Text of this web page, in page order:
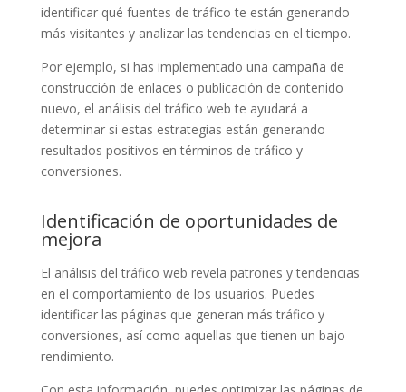
identificar qué fuentes de tráfico te están generando
más visitantes y analizar las tendencias en el tiempo.
Por ejemplo, si has implementado una campaña de
construcción de enlaces o publicación de contenido
nuevo, el análisis del tráfico web te ayudará a
determinar si estas estrategias están generando
resultados positivos en términos de tráfico y
conversiones.
Identificación de oportunidades de
mejora
El análisis del tráfico web revela patrones y tendencias
en el comportamiento de los usuarios. Puedes
identificar las páginas que generan más tráfico y
conversiones, así como aquellas que tienen un bajo
rendimiento.